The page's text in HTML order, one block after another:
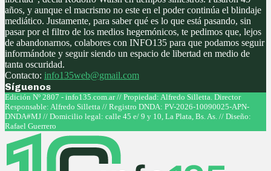
años, y aunque el macrismo no este en el poder continúa el blindaje
mediático. Justamente, para saber qué es lo que está pasando, sin
pasar por el filtro de los medios hegemónicos, te pedimos que, lejos
de abandonarnos, colabores con INFO135 para que podamos seguir
informándote y seguir siendo un espacio de libertad en medio de
tanta oscuridad.
Contacto: info135web@gmail.com
Síguenos
Facebook
Twitter
Instagram
Youtube
Edición Nº 2807 - info135.com.ar // Propiedad: Alfredo Silletta. Director
Responsable: Alfredo Silletta // Registro DNDA: PV-2026-10090025-APN-
DNDA#MJ // Domicilio legal: calle 45 e/ 9 y 10, La Plata, Bs. As. // Diseño:
Rafael Guerrero